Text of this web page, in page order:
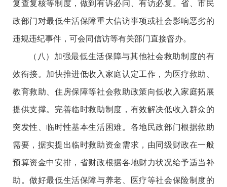
复查复核等制度，做到有诉必问、有访必复。省、市民
政部门对最低生活保障重大信访事项或社会影响恶劣的
违规违纪事件，可会同信访等有关部门直接督办。
（八）加强最低生活保障与其他社会救助制度的有
效衔接。加快推进低收入家庭认定工作，为医疗救助、
教育救助、住房保障等社会救助政策向低收入家庭拓展
提供支撑。完善临时救助制度，有效解决低收入群众的
突发性、临时性基本生活困难。各地民政部门根据救助
需要，据实提出临时救助资金需求，由同级财政在一般
预算资金中安排，省财政根据各地财力状况给予适当补
助。做好最低生活保障与养老、医疗等社会保险制度的